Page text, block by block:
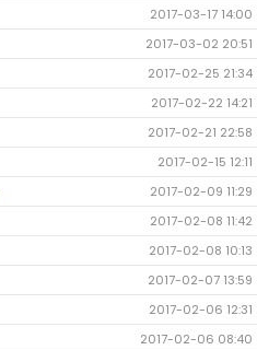
2017-03-17 14:00
2017-03-02 20:51
2017-02-25 21:34
2017-02-22 14:21
2017-02-21 22:58
2017-02-15 12:11
2017-02-09 11:29
2017-02-08 11:42
2017-02-08 10:13
2017-02-07 13:59
2017-02-06 12:31
2017-02-06 08:40